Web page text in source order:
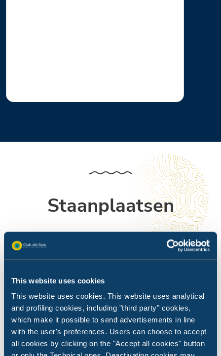
This website uses cookies
This website uses cookies. This website uses analytical
and profiling cookies, including "third party" cookies,
which make it possible to send advertisements in line
with the user's preferences. Users can choose to accept
all cookies by clicking on the "Accept all cookies" button
Staanplaatsen
De ruimte om je vakantie vorm te geven, precies zoals
jij het wilt.